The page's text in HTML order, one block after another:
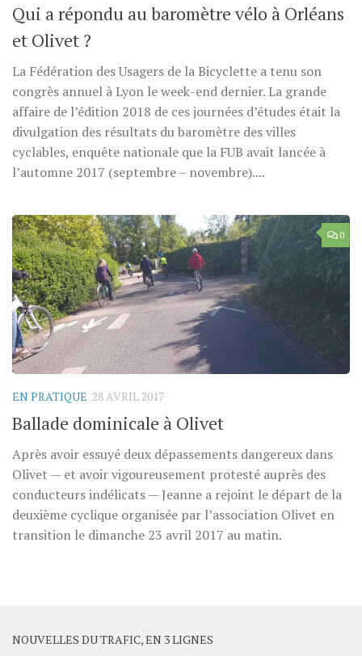
Qui a répondu au baromètre vélo à Orléans
et Olivet ?
La Fédération des Usagers de la Bicyclette a tenu son
congrès annuel à Lyon le week-end dernier. La grande
affaire de l’édition 2018 de ces journées d’études était la
divulgation des résultats du baromètre des villes
cyclables, enquête nationale que la FUB avait lancée à
l’automne 2017 (septembre – novembre)....
0
EN PRATIQUE 28 AVRIL 2017
Ballade dominicale à Olivet
Après avoir essuyé deux dépassements dangereux dans
Olivet — et avoir vigoureusement protesté auprès des
conducteurs indélicats — Jeanne a rejoint le départ de la
deuxième cyclique organisée par l’association Olivet en
transition le dimanche 23 avril 2017 au matin.
NOUVELLES DU TRAFIC, EN 3 LIGNES